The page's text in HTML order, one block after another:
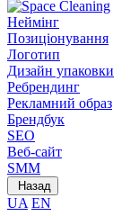
Неймінг
Позиціонування
Логотип
Дизайн упаковки
Ребрендинг
Рекламний образ
Брендбук
SEO
Веб-сайт
SMM
Назад
UA EN